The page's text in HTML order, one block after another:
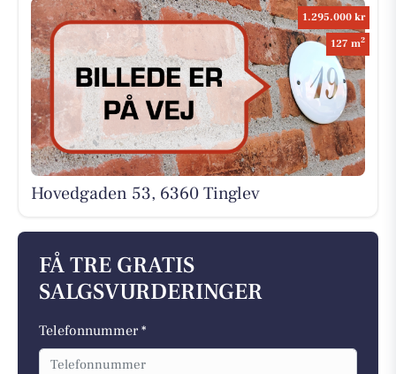
1.295.000 kr
127 m2
Hovedgaden 53, 6360 Tinglev
FÅ TRE GRATIS
SALGSVURDERINGER
Telefonnummer *